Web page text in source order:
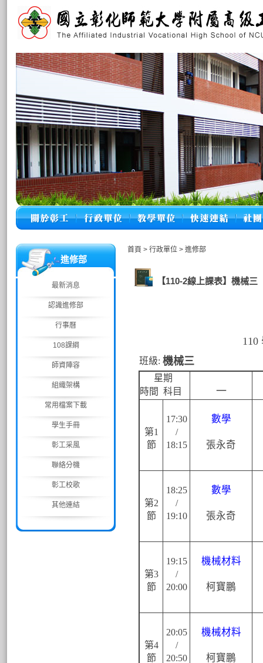
進修部
最新消息
認識進修部
行事曆
108課綱
師資陣容
組織架構
常用檔案下載
學生手冊
彰工采風
聯絡分機
彰工校歌
其他連結
首頁 > 行政單位 > 進修部
【110-2線上課表】機械三
110
班級: 機械三
星期
時間 科目
一
第1
節
17:30
/
18:15
數學
張永奇
第2
節
18:25
/
19:10
數學
張永奇
第3
節
19:15
/
20:00
機械材料
柯寶鵬
第4
節
20:05
/
20:50
機械材料
柯寶鵬